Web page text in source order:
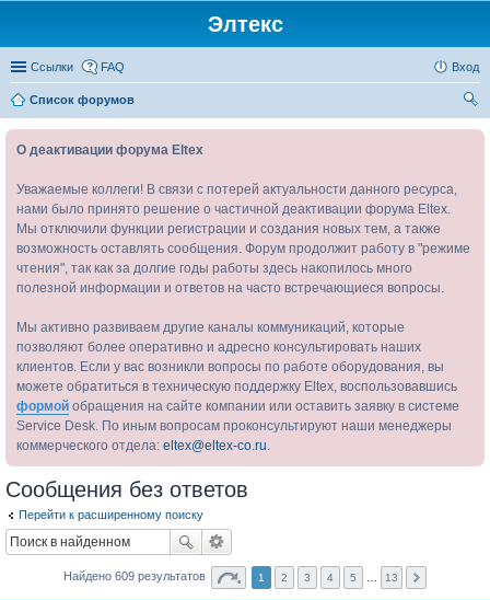
Элтекс
Ссылки FAQ Вход
Список форумов
О деактивации форума Eltex
Уважаемые коллеги! В связи с потерей актуальности данного ресурса,
нами было принято решение о частичной деактивации форума Eltex.
Мы отключили функции регистрации и создания новых тем, а также
возможность оставлять сообщения. Форум продолжит работу в "режиме
чтения", так как за долгие годы работы здесь накопилось много
полезной информации и ответов на часто встречающиеся вопросы.
Мы активно развиваем другие каналы коммуникаций, которые
позволяют более оперативно и адресно консультировать наших
клиентов. Если у вас возникли вопросы по работе оборудования, вы
можете обратиться в техническую поддержку Eltex, воспользовавшись
формой обращения на сайте компании или оставить заявку в системе
Service Desk. По иным вопросам проконсультируют наши менеджеры
коммерческого отдела: eltex@eltex-co.ru.
Сообщения без ответов
Перейти к расширенному поиску
Найдено 609 результатов 1 2 3 4 5 13